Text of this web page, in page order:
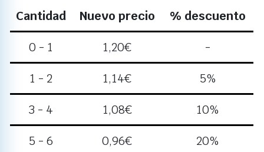
Cantidad Nuevo precio % descuento
0 - 1 1,20€ -
1 - 2 1,14€ 5%
3 - 4 1,08€ 10%
5 - 6 0,96€ 20%